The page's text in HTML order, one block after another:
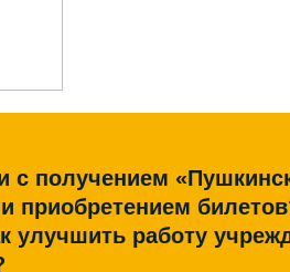
с получением
приобретением
улучшить работу